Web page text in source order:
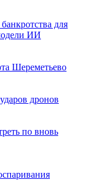
для
ИИ
Шереметьево
дронов
по вновь